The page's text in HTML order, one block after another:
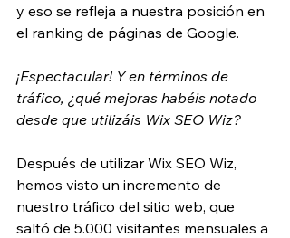
y eso se refleja a nuestra posición en
el ranking de páginas de Google.
¡Espectacular! Y en términos de
tráfico, ¿qué mejoras habéis notado
desde que utilizáis Wix SEO Wiz?
Después de utilizar Wix SEO Wiz,
hemos visto un incremento de
nuestro tráfico del sitio web, que
saltó de 5.000 visitantes mensuales a